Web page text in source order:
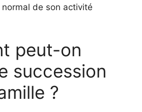
normal de son activité
peut-on
succession
?